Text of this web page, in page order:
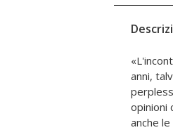
anni,
opinioni
anche
L'ironia
cuore e
di